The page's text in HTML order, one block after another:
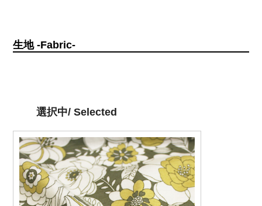
生地 -Fabric-
選択中/ Selected